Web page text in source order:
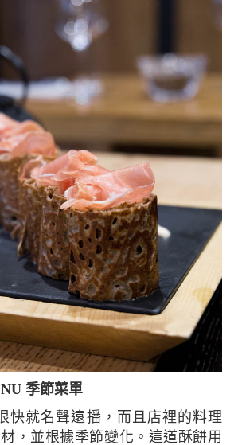
季節菜單
，並根據季節變化。這道酥餅用